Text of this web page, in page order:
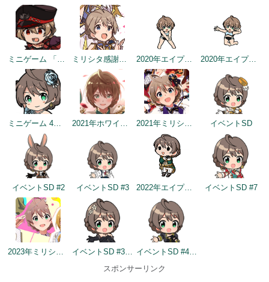
ミニゲーム 「アイドルヒーローズ ジェネシス」編 ミリシタ感謝祭2019～2020 2020年エイプリルフールネタ 2020年エイプリルフールネタ
ミニゲーム 4らぐ めいくあっぷ！ 2021年ホワイトデートップ画面 2021年ミリシタ4周年トップ画面 イベントSD
イベントSD #2 イベントSD #3 2022年エイプリルフールネタ イベントSD #7
2023年ミリシタ4周年イメージ イベントSD #366
イベントSD #441
スポンサーリンク